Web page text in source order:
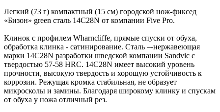
Легкий (73 г) компактный (15 см) городской нож-фиксед
«Бизон» green сталь 14C28N от компании Five Pro.
Клинок с профилем Wharncliffe, прямые спуски от обуха,
обработка клинка - сатинирование. Сталь –-нержавеющая
марки 14C28N разработки шведской компании Sandvic с
твердостью 57-58 HRC. 14C28N имеет высокий уровень
прочности, высокую твердость и хорошую устойчивость к
коррозии. Режущая кромка стабильная, не образует
микросколы и замины. Благодаря широкому клинку и спускам
от обуха у ножа отличный рез.